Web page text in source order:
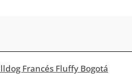
Francés Fluffy Bogotá